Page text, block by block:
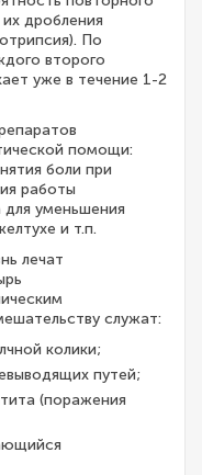
дробления
По
второго
уже в течение 1-2
помощи:
боли при
работы
уменьшения
и т.п.
лечат
служат:
колики;
путей;
(поражения